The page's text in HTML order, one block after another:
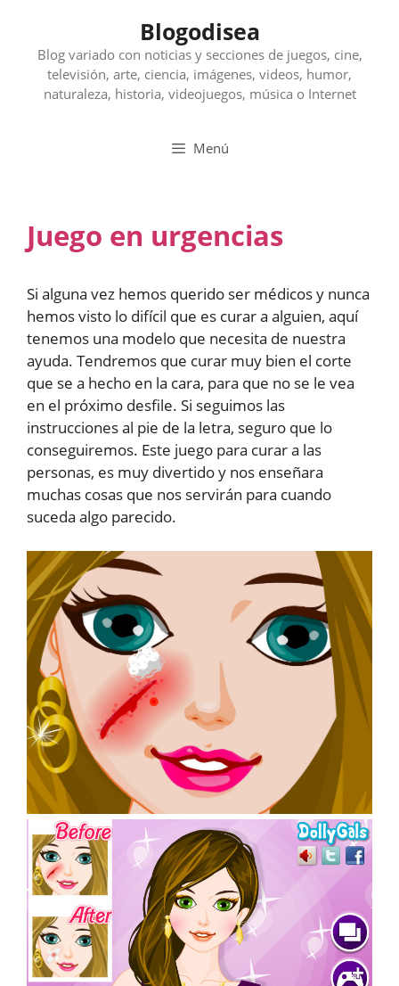
contenido
Blogodisea
Blog variado con noticias y secciones de juegos, cine,
televisión, arte, ciencia, imágenes, videos, humor,
naturaleza, historia, videojuegos, música o Internet
Menú
Juego en urgencias
Si alguna vez hemos querido ser médicos y nunca
hemos visto lo difícil que es curar a alguien, aquí
tenemos una modelo que necesita de nuestra
ayuda. Tendremos que curar muy bien el corte
que se a hecho en la cara, para que no se le vea
en el próximo desfile. Si seguimos las
instrucciones al pie de la letra, seguro que lo
conseguiremos. Este juego para curar a las
personas, es muy divertido y nos enseñara
muchas cosas que nos servirán para cuando
suceda algo parecido.